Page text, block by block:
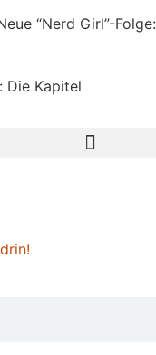
“Nerd Girl”-Folge:
Die Kapitel